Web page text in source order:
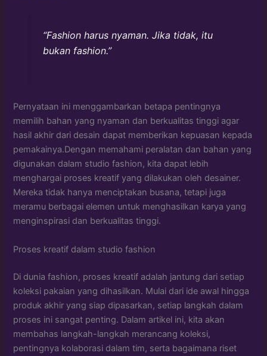
“Fashion harus nyaman. Jika tidak, itu
bukan fashion.”
Pernyataan ini menggambarkan betapa pentingnya
memilih bahan yang nyaman dan berkualitas tinggi agar
hasil akhir dari desain dapat memberikan kepuasan kepada
pemakainya.Dengan memahami peralatan dan bahan yang
digunakan dalam studio fashion, kita dapat lebih
menghargai proses kreatif yang dilakukan oleh desainer.
Mereka tidak hanya menciptakan busana, tetapi juga
meramu berbagai elemen untuk menghasilkan karya yang
menginspirasi dan berkualitas tinggi.
Proses kreatif dalam studio fashion
Di dunia fashion, proses kreatif adalah jantung dari setiap
koleksi pakaian yang dihasilkan. Mulai dari ide awal hingga
produk akhir yang siap dipasarkan, setiap langkah dalam
proses ini sangat penting. Dalam artikel ini, kita akan
membahas langkah-langkah merancang koleksi,
pentingnya kolaborasi dalam tim, serta bagaimana riset